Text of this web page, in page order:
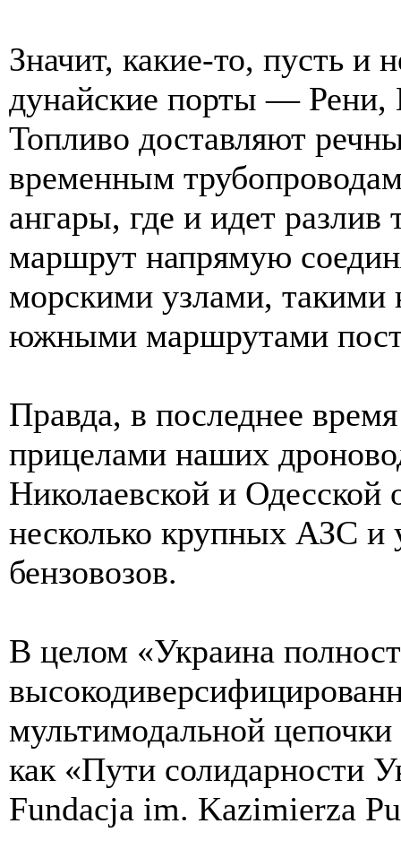
Значит, какие-то, пусть и
дунайские порты — Рени,
Топливо доставляют
временным
ангары, где и идет разлив
маршрут напрямую
морскими узлами, такими
южными маршрутами
Правда, в последнее
прицелами наших
Николаевской и Одесской
несколько крупных АЗС и
бензовозов.
В целом «Украина
мультимодальной
как «Пути солидарности
Fundacja im. Kazimierza